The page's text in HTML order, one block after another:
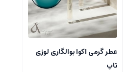
عطر گرمی اکوا بوالگاری لوزی
تاپ